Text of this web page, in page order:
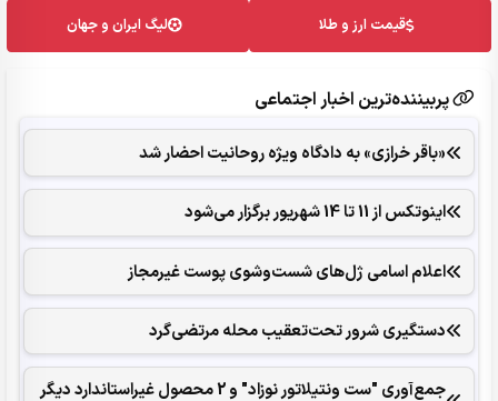
قیمت ارز و طلا لیگ ایران و جهان
پربیننده‌ترین اخبار اجتماعی
«باقر خرازی» به دادگاه ویژه روحانیت احضار شد
اینوتکس از 11 تا 14 شهریور برگزار می‌شود
اعلام اسامی ژل‌های شست‌وشوی پوست غیرمجاز
دستگیری شرور تحت‌تعقیب محله مرتضی‌گرد
جمع‌آوری "ست ونتیلاتور نوزاد" و 2 محصول غیراستاندارد دیگر